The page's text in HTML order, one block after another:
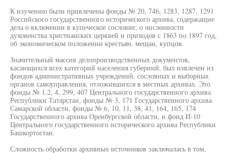
К изучению были привлечены фонды № 20, 746, 1283, 1287, 1291
Российского государственного исторического архива, содержащие
дела о включении в купеческое сословие, о численности
духовенства христианских церквей и приходов с 1863 по 1897 год,
об экономическом положении крестьян, мещан, купцов.
Значительный массив делопроизводственных документов,
касающихся всех категорий населения губерний, был извлечен из
фондов административных учреждений, сословных и выборных
органов самоуправления, отложившихся в местных архивах. Это
фонды № 1,2, 4, 299, 407 Центрального государственного архива
Республики Татарстан, фонды № 3, 171 Государственного архива
Самарской области, фонды № 6, 10, 11, 38, 41, 164, 165, 174
Государственного архива Оренбургской области, и фонд И-10
Центрального государственного исторического архива Республики
Башкортостан.
Сложность обработки архивных источников заключалась в том,